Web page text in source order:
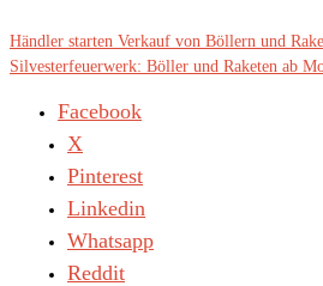
Händler starten Verkauf von Böllern und
Silvesterfeuerwerk: Böller und Raketen ab
Facebook
X
Pinterest
Linkedin
Whatsapp
Reddit